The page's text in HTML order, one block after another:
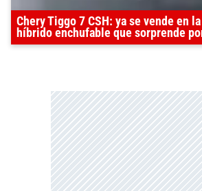
Chery Tiggo 7 CSH: ya se vende en
híbrido enchufable que sorprende